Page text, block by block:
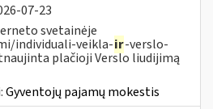
07-23
svetainėje
individuali-veikla-ir-verslo-
plačioji Verslo liudijimą
Gyventojų pajamų mokestis